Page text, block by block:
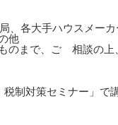
、各大手ハウスメー
他
のまで、ご゙相談の上
制対策セミナー」で